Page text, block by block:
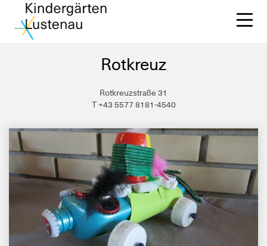
Rotkreuz
Rotkreuzstraße 31
T +43 5577 8181-4540